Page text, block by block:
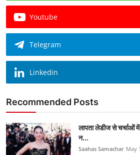
Youtube
Telegram
Linkedin
Recommended Posts
लापता लेडीज से चर्चाओं
न...
Saahas Samachar May